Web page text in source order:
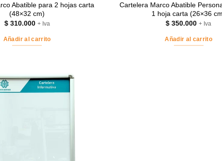
Abatible para 2 hojas carta
(48×32 cm)
$310.000 + Iva
Añadir al carrito
Cartelera Marco Abatible
1 hoja carta (26×36
$ 350.000 + Iva
Añadir al carrito